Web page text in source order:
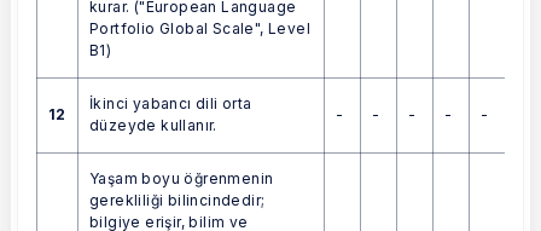
kurar. ("European Language
Portfolio Global Scale", Level
B1)
12
İkinci yabancı dili orta
düzeyde kullanır.
- - - - -
Yaşam boyu öğrenmenin
gerekliliği bilincindedir;
bilgiye erişir, bilim ve